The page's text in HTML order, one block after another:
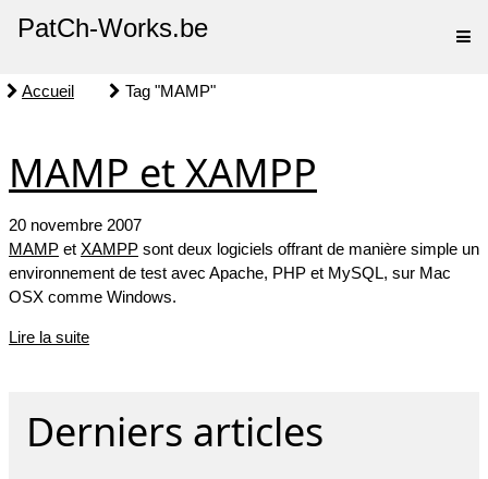
PatCh-Works.be
Accueil Tag "MAMP"
MAMP et XAMPP
20 novembre 2007
MAMP et XAMPP sont deux logiciels offrant de manière simple un
environnement de test avec Apache, PHP et MySQL, sur Mac
OSX comme Windows.
Lire la suite
Derniers articles